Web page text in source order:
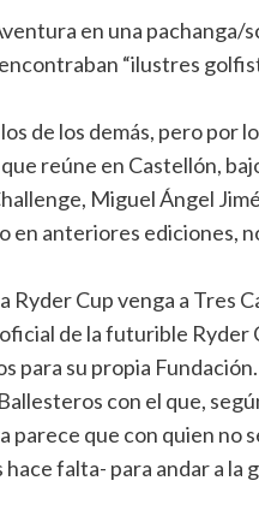
en una pachanga/
“ilustres
de los demás, pero por
reúne en Castellón,
Miguel Ángel
en anteriores ediciones,
Ryder Cup venga a Tres
de la futurible Ryder
para su propia Fundación.
con el que,
que con quien no
falta- para andar a la